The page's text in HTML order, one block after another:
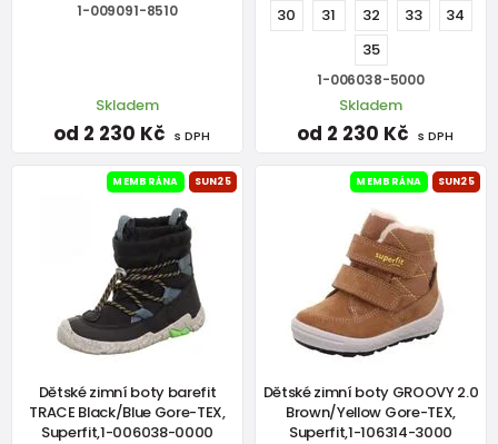
1-009091-8510
Skladem
od 2 230 Kč s DPH
30
31 32 33
34
35
1-006038-5000
Skladem
od 2 230 Kč s DPH
MEMBRÁNA SUN25
Dětské zimní boty barefit
TRACE Black/Blue Gore-TEX,
Superfit,1-006038-0000
MEMBRÁNA SUN25
Dětské zimní boty GROOVY 2.0
Brown/Yellow Gore-TEX,
Superfit,1-106314-3000